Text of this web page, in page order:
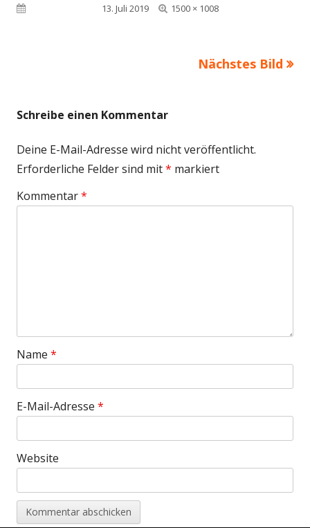
13. Juli 2019
Volle
1500 × 1008
Nächstes Bild
Schreibe einen Kommentar
Deine E-Mail-Adresse wird nicht veröffentlicht.
Erforderliche Felder sind mit* markiert
Kommentar*
Name *
E-Mail-Adresse *
Website